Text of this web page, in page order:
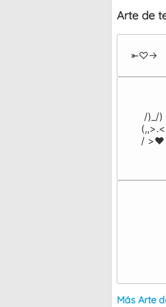
Arte de
⤜♡→
/)_/)
/ >❤️
Más Arte